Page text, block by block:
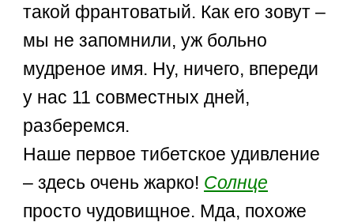
такой франтоватый. Как его зовут –
мы не запомнили, уж больно
мудреное имя. Ну, ничего, впереди
у нас 11 совместных дней,
разберемся.
Наше первое тибетское удивление
– здесь очень жарко! Солнце
просто чудовищное. Мда, похоже